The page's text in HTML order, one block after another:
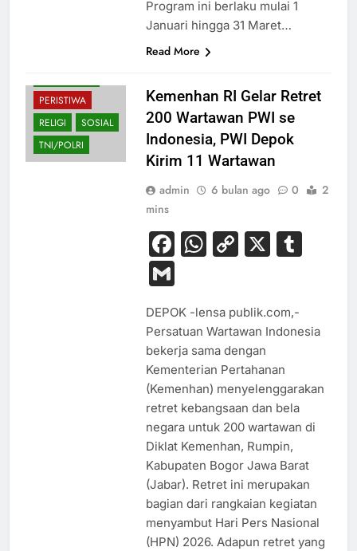
Program ini berlaku mulai 1
Januari hingga 31 Maret…
Read More
PERISTIWA
RELIGI
SOSIAL
TNI/POLRI
Kemenhan RI Gelar Retret
200 Wartawan PWI se
Indonesia, PWI Depok
Kirim 11 Wartawan
admin 6 bulan ago 0
2
mins
Facebook
WhatsApp
Copy
X
Gmail
DEPOK -lensa publik.com,-
Persatuan Wartawan Indonesia
bekerja sama dengan
Kementerian Pertahanan
(Kemenhan) menyelenggarakan
retret kebangsaan dan bela
negara untuk 200 wartawan di
Diklat Kemenhan, Rumpin,
Kabupaten Bogor Jawa Barat
(Jabar). Retret ini merupakan
bagian dari rangkaian kegiatan
menyambut Hari Pers Nasional
(HPN) 2026. Adapun retret yang